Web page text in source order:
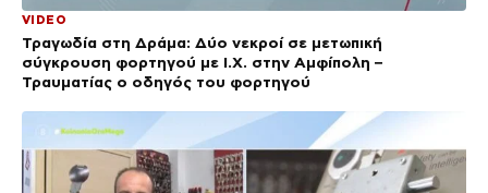
VIDEO
Τραγωδία στη Δράμα: Δύο νεκροί σε μετωπική
σύγκρουση φορτηγού με Ι.Χ. στην Αμφίπολη –
Τραυματίας ο οδηγός του φορτηγού